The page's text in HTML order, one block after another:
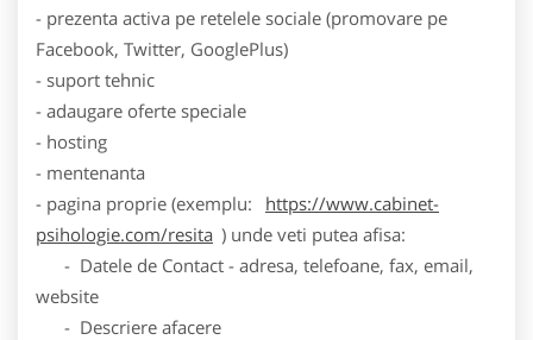
- prezenta activa pe retelele sociale (promovare pe
Facebook, Twitter, GooglePlus)
- suport tehnic
- adaugare oferte speciale
- hosting
- mentenanta
- pagina proprie (exemplu:
https://www.cabinet-
psihologie.com/resita ) unde veti putea afisa:
- Datele de Contact - adresa, telefoane, fax, email,
website
- Descriere afacere